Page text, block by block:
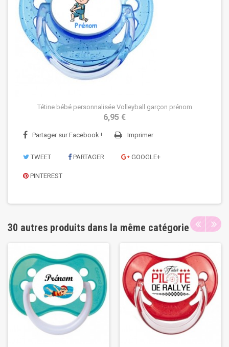
Tétine bébé personnalisée Volleyball garçon prénom
6,95 €
Partager sur Facebook ! Imprimer
TWEET PARTAGER GOOGLE+
PINTEREST
30 autres produits dans la même catégorie